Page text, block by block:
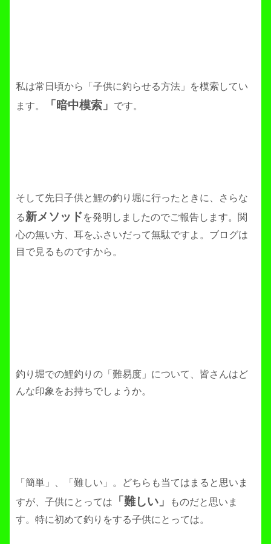
私は常日頃から「子供に釣らせる方法」を模索してい
ます。
「暗中模索」 です。
そして先日子供と鯉の釣り堀に行ったときに、さらな
る新メソッドを発明しましたのでご報告します。関
心の無い方、耳をふさいだって無駄ですよ。ブログは
目で見るものですから。
釣り堀での鯉釣りの「難易度」について、皆さんはど
んな印象をお持ちでしょうか。
「簡単」、「難しい」。どちらも当てはまると思いま
すが、子供にとっては
「難しい」
ものだと思いま
す。特に初めて釣りをする子供にとっては。